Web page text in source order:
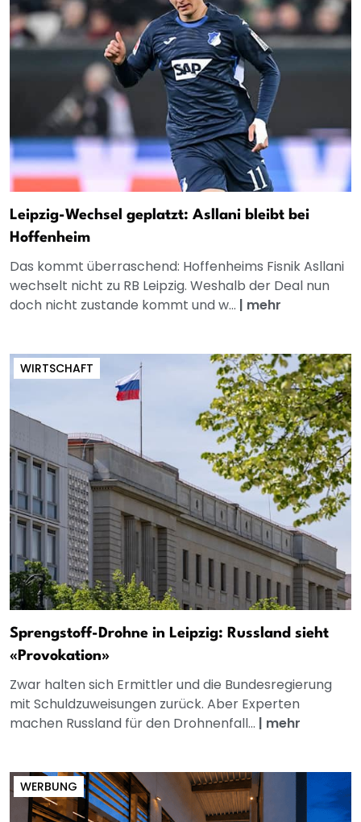
Leipzig-Wechsel geplatzt: Asllani bleibt bei
Hoffenheim
Das kommt überraschend: Hoffenheims Fisnik Asllani
wechselt nicht zu RB Leipzig. Weshalb der Deal nun
doch nicht zustande kommt und w... | mehr
WIRTSCHAFT
Sprengstoff-Drohne in Leipzig: Russland sieht
«Provokation»
Zwar halten sich Ermittler und die Bundesregierung
mit Schuldzuweisungen zurück. Aber Experten
machen Russland für den Drohnenfall... | mehr
WERBUNG